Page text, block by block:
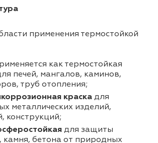
применения термостойкой
как термостойкая
печей, мангалов, каминов,
труб отопления;
краска для
металлических изделий,
конструкций;
для защиты
камня, бетона от природных